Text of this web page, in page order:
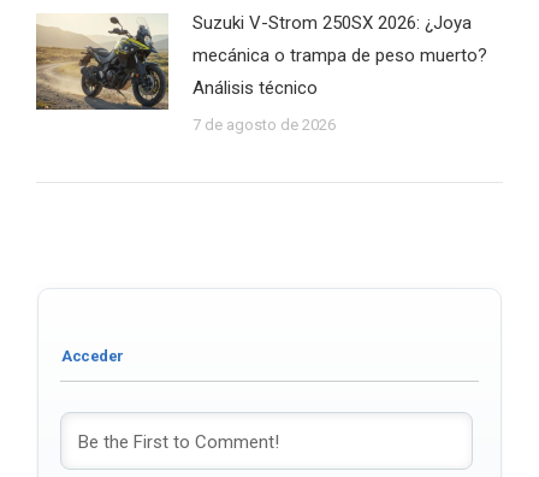
Suzuki V-Strom 250SX 2026: ¿Joya
mecánica o trampa de peso muerto?
Análisis técnico
7 de agosto de 2026